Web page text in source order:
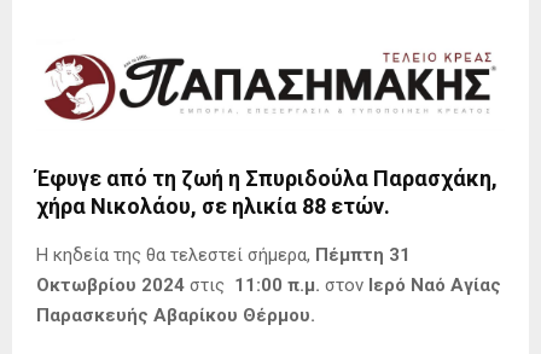
Έφυγε από τη ζωή η Σπυριδούλα Παρασχάκη,
χήρα Νικολάου, σε ηλικία 88 ετών.
Η κηδεία της θα τελεστεί σήμερα, Πέμπτη 31
Οκτωβρίου 2024 στις 11:00 π.μ. στον Ιερό Ναό Αγίας
Παρασκευής Αβαρίκου Θέρμου.